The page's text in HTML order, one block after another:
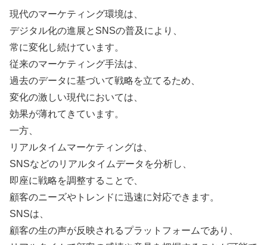
現代のマーケティング環境は、
デジタル化の進展とSNSの普及により、
常に変化し続けています。
従来のマーケティング手法は、
過去のデータに基づいて戦略を立てるため、
変化の激しい現代においては、
効果が薄れてきています。
一方、
リアルタイムマーケティングは、
SNSなどのリアルタイムデータを分析し、
即座に戦略を調整することで、
顧客のニーズやトレンドに迅速に対応できます。
SNSは、
顧客の生の声が反映されるプラットフォームであり、